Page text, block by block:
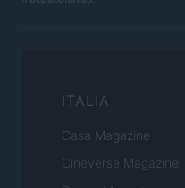
ITALIA
Casa Magazine
Cineverse Magazine